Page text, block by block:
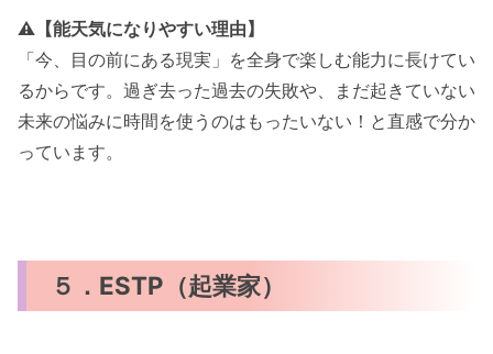
⚠️ 【能天気になりやすい理由】
「今、目の前にある現実」を全身で楽しむ能力に長けてい
るからです。過ぎ去った過去の失敗や、まだ起きていない
未来の悩みに時間を使うのはもったいない！と直感で分か
っています。
５．ESTP（起業家）